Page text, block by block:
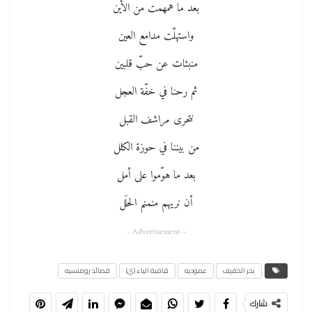
بعد ما همهمت من الأين
واستهلّت مدامع العين
منبئات عن حبّ قلبين
ثم رحنا في خفّة العجل
نتحرى مراشف القبل
من بيننا في حوزة الكلل
بعد ما هوّموا على أمل
أن نريهم منمنم الحلَل
- Advertisement -
بحر الخفيف عموديه قافية الياء (ي) قصائد رومنسيه
شارك